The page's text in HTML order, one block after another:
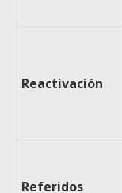
Reactivación
Referidos